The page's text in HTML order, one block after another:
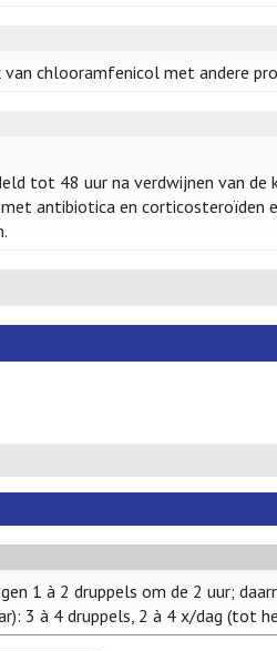
chlooramfenicol met andere
tot 48 uur na verdwijnen van de
antibiotica en corticosteroïden
1 à 2 druppels om de 2 uur;
3 à 4 druppels, 2 à 4 x/dag (tot